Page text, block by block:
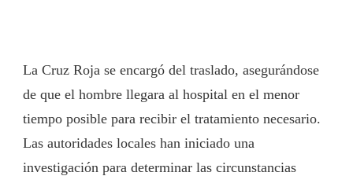
La Cruz Roja se encargó del traslado, asegurándose
de que el hombre llegara al hospital en el menor
tiempo posible para recibir el tratamiento necesario.
Las autoridades locales han iniciado una
investigación para determinar las circunstancias